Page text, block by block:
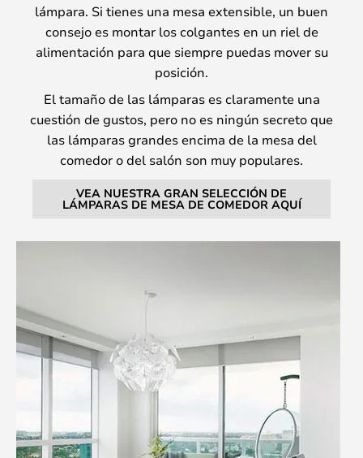
lámpara. Si tienes una mesa extensible, un buen
consejo es montar los colgantes en un riel de
alimentación para que siempre puedas mover su
posición.
El tamaño de las lámparas es claramente una
cuestión de gustos, pero no es ningún secreto que
las lámparas grandes encima de la mesa del
comedor o del salón son muy populares.
VEA NUESTRA GRAN SELECCIÓN DE
LÁMPARAS DE MESA DE COMEDOR AQUÍ